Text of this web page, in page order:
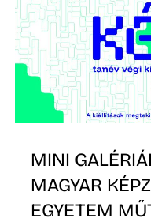
MINI
MAGYAR
EGYETEM